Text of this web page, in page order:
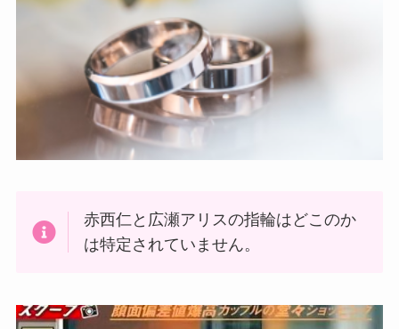
赤西仁と広瀬アリスの指輪はどこのか
は特定されていません。